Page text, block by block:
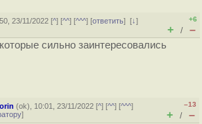
23/11/2022 [^] [^^] [^^^] [ответить][↓]
+6
+ / –
сильно заинтересовались
(ok), 10:01, 23/11/2022 [^] [^^] [^^^]
]
–13
+ / –